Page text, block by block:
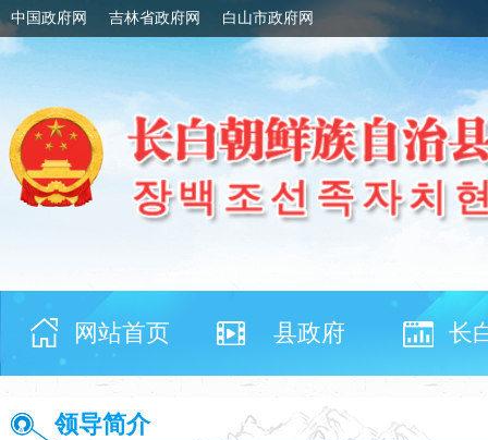
中国政府网 吉林省政府网 白山市政府网
网站首页 县政府 长
领导简介